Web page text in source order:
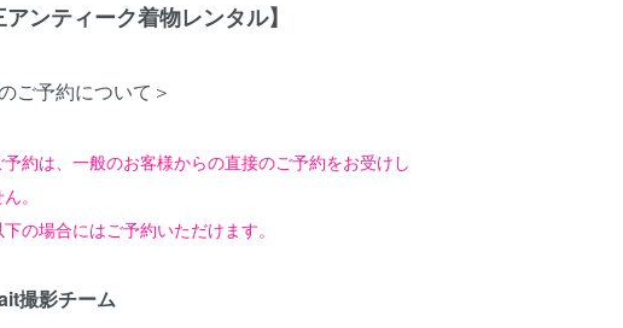
アンティーク着物レンタル】
ご予約について＞
約は、一般のお客様からの直接のご予約をお受けし
。
の場合にはご予約いただけます。
撮影チーム